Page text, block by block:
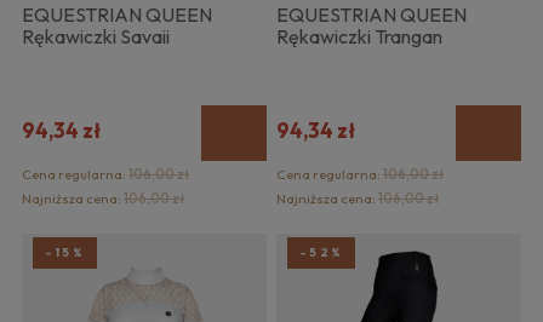
EQUESTRIAN QUEEN
Rękawiczki Savaii
94,34 zł
Cena regularna: 106,00 zł
Najniższa cena: 106,00 zł
EQUESTRIAN QUEEN
Rękawiczki Trangan
94,34 zł
Cena regularna:106,00 zł
Najniższa cena:106,00 zł
-15% -52%